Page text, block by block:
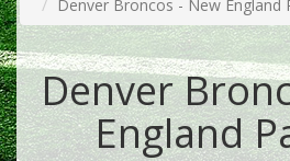
Denver Broncos - New England
Denver
England